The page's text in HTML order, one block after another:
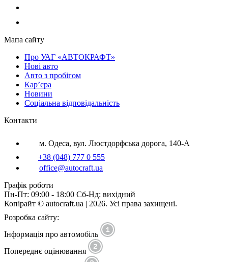
Мапа сайту
Про УАГ «АВТОКРАФТ»
Нові авто
Авто з пробігом
Кар’єра
Новини
Соціальна відповідальність
Контакти
м. Одеса, вул. Люстдорфська дорога, 140-А
+38 (048) 777 0 555
office@autocraft.ua
Графік роботи
Пн-Пт: 09:00 - 18:00 Сб-Нд: вихідний
Копірайт © autocraft.ua | 2026. Усі права захищені.
Розробка сайту:
Інформація про автомобіль
Попереднє оцінювання